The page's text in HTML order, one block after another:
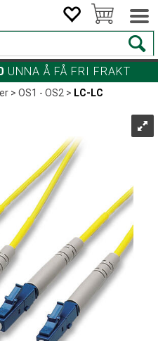
UNNA Å FÅ FRI FRAKT
>OS1 - OS2> LC-LC